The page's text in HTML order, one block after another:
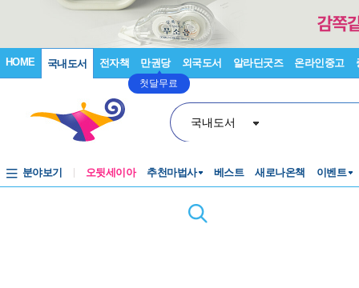
HOME 국내도서 전자책 만권당
첫달무료
외국도서 알라딘굿즈 온라인중고
국내도서
분야보기 오뒷세이아 추천마법사 베스트 새로나온책 이벤트